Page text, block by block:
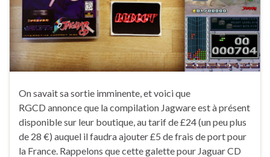
On savait sa sortie imminente, et voici que
RGCD annonce que la compilation Jagware est à présent
disponible sur leur boutique, au tarif de £24 (un peu plus
de 28 €) auquel il faudra ajouter £5 de frais de port pour
la France. Rappelons que cette galette pour Jaguar CD